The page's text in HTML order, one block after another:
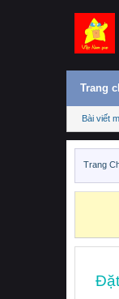
Trang
Bài viết
Trang